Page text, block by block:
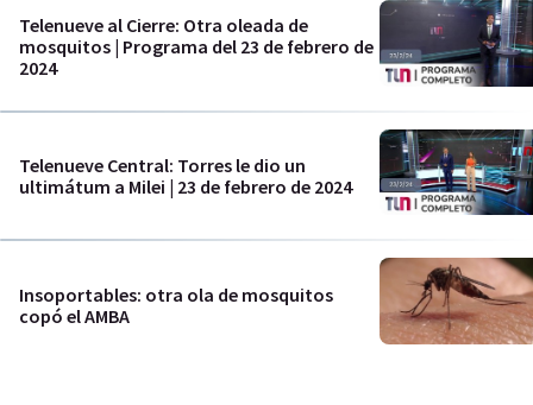
Telenueve al Cierre: Otra oleada de
mosquitos | Programa del 23 de febrero de
2024
Telenueve Central: Torres le dio un
ultimátum a Milei | 23 de febrero de 2024
Insoportables: otra ola de mosquitos
copó el AMBA